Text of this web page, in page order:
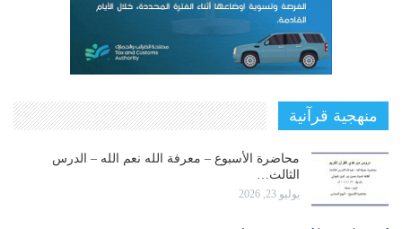
منهجية قرآنية
محاضرة الأسبوع – معرفة الله نعم الله – الدرس
الثالث…
يوليو 23, 2026